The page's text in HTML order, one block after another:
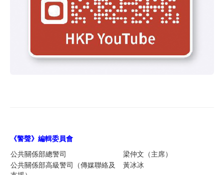
《警聲》編輯委員會
公共關係部總警司
梁仲文（主席）
公共關係部高級警司（傳媒聯絡及
黃冰冰